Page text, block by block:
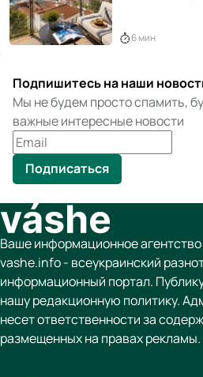
6 мин
Подпишитесь на наши
Мы не будем просто спамить,
важные интересные новости
Подписаться
Ваше информационное агентство
vashe.info - всеукраинский
информационный портал.
нашу редакционную политику.
несет ответственности за
размещенных на правах рекламы.